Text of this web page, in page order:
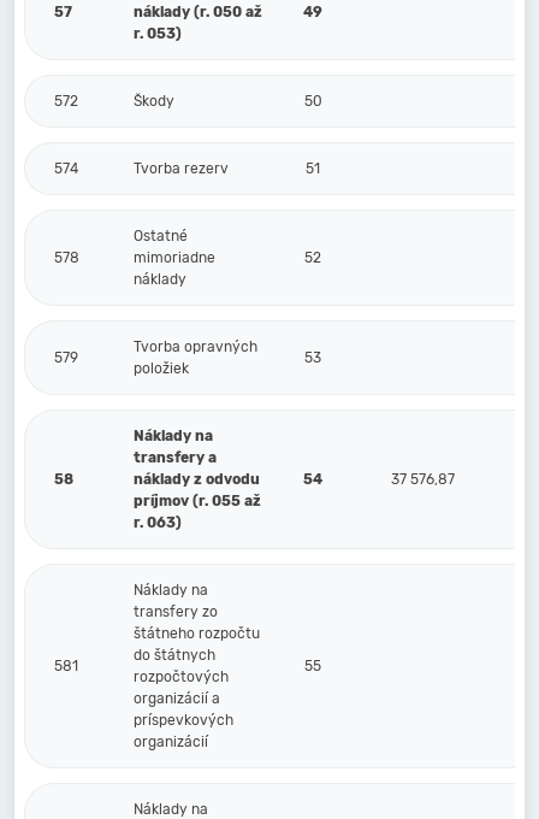
57
náklady (r. 050 až
r. 053)
49
572 Škody 50
574 Tvorba rezerv 51
578
Ostatné
mimoriadne
náklady
52
579
Tvorba opravných
položiek
53
58
Náklady na
transfery a
náklady z odvodu
príjmov (r. 055 až
r. 063)
54 37 576,87
581
Náklady na
transfery zo
štátneho rozpočtu
do štátnych
rozpočtových
organizácií a
príspevkových
organizácií
55
Náklady na